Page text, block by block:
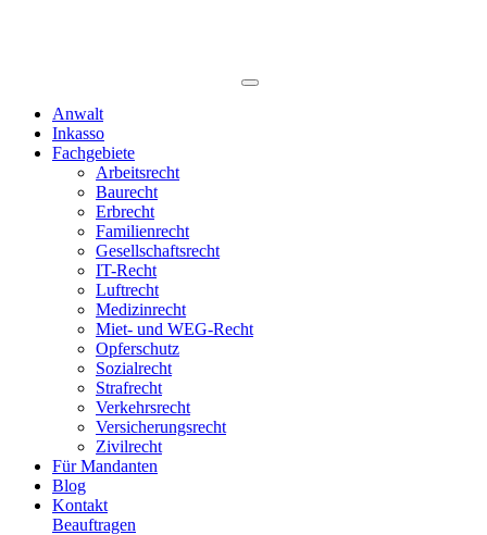
Anwalt
Inkasso
Fachgebiete
Arbeitsrecht
Baurecht
Erbrecht
Familienrecht
Gesellschaftsrecht
IT-Recht
Luftrecht
Medizinrecht
Miet- und WEG-Recht
Opferschutz
Sozialrecht
Strafrecht
Verkehrsrecht
Versicherungsrecht
Zivilrecht
Für Mandanten
Blog
Kontakt
Beauftragen